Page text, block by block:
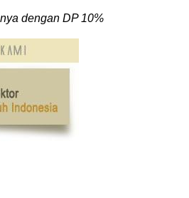
dengan DP 10%